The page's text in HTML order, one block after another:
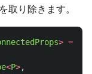
取り除きます。
> =
<P>,